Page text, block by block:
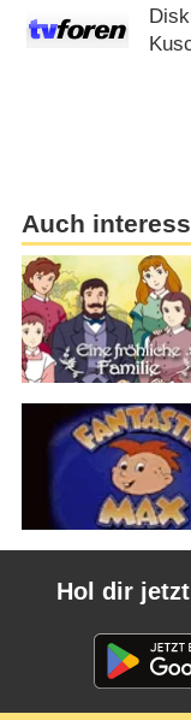
Auch
Hol dir